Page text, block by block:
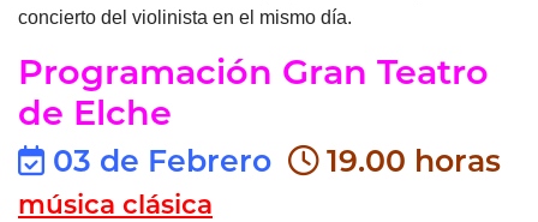
concierto del violinista en el mismo día.
Programación Gran Teatro
de Elche
03 de Febrero 19.00 horas
música clásica